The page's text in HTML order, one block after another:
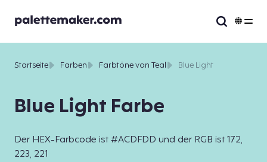
Blue Light Farbe
Der HEX-Farbcode ist #ACDFDD und der RGB ist 172,
223, 221
Startseite Farben Farbtöne von Teal Blue Light